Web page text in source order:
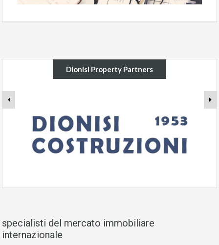
Dionisi Property Partners
specialisti del mercato immobiliare
internazionale